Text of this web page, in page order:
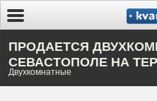
ПРОДАЕТСЯ
СЕВАСТОПОЛЕ НА
Двухкомнатные